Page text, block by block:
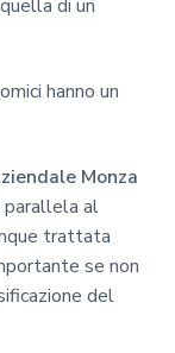
di un
hanno un
Monza
parallela al
trattata
se non
del